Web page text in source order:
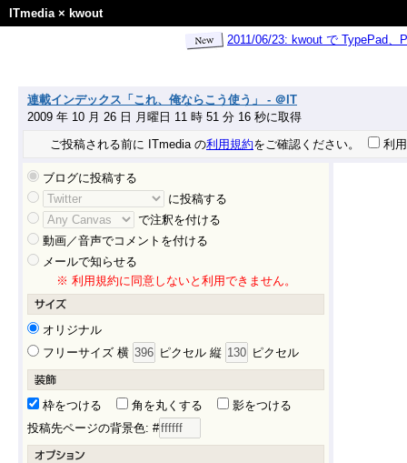
ITmedia× kwout
2011/06/23: kwout で TypePad
連載インデックス「これ、俺ならこう使う」 - ＠IT
2009 年 10 月 26 日 月曜日 11 時 51 分 16 秒に取得
ご投稿される前に ITmedia の利用規約をご確認ください。 利
ブログに投稿する
に投稿する
で注釈を付ける
動画／音声でコメントを付ける
メールで知らせる
※ 利用規約に同意しないと利用できません。
オリジナル
フリーサイズ 横
ピクセル 縦 ピクセル
枠をつける 角を丸くする
影をつける
投稿先ページの背景色: #